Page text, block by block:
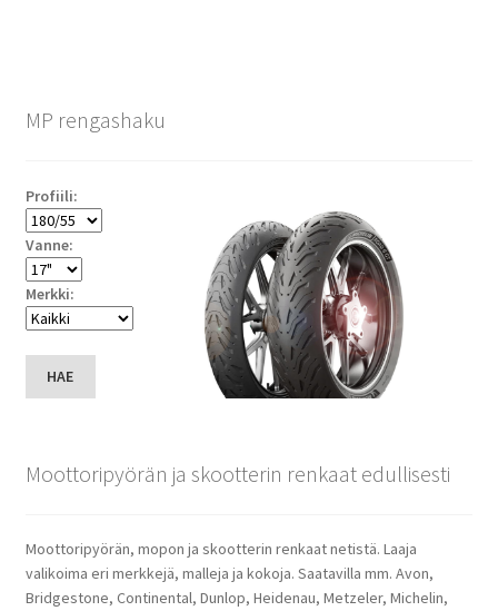
MP rengashaku
Profiili:
Vanne:
Merkki:
HAE
Moottoripyörän ja skootterin renkaat edullisesti
Moottoripyörän, mopon ja skootterin renkaat netistä. Laaja
valikoima eri merkkejä, malleja ja kokoja. Saatavilla mm. Avon,
Bridgestone, Continental, Dunlop, Heidenau, Metzeler, Michelin,